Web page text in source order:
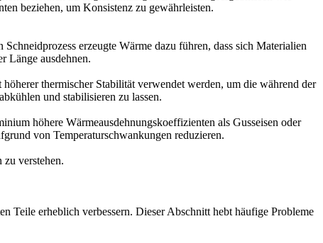
beziehen, um Konsistenz zu gewährleisten.
erzeugte Wärme dazu führen, dass sich Materialien
Länge ausdehnen.
thermischer Stabilität verwendet werden, um die während der
und stabilisieren zu lassen.
höhere Wärmeausdehnungskoeffizienten als Gusseisen oder
von Temperaturschwankungen reduzieren.
verstehen.
Teile erheblich verbessern. Dieser Abschnitt hebt häufige Probleme